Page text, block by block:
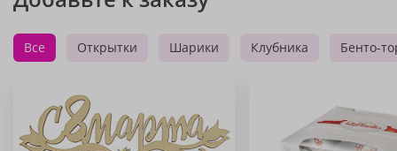
Все Открытки Шарики Клубника Бенто-